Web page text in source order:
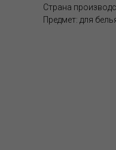
Страна
Предмет: для